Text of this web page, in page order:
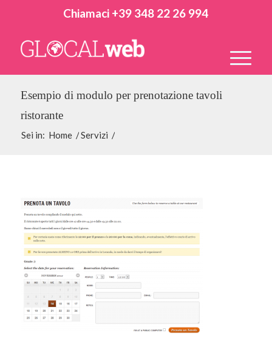
Chiamaci +39 348 22 26 994
Esempio di modulo per prenotazione tavoli
ristorante
Sei in: Home /Servizi /